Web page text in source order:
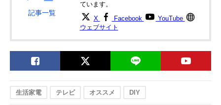
記事一覧
ています。
X Facebook
YouTube
ウェブサイト
生活家電 テレビ オススメ DIY